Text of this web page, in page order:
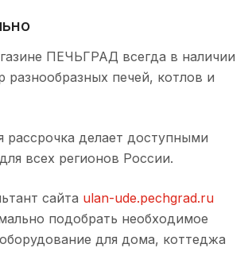
ПЕЧЬГРАД всегда в наличии
разнообразных печей, котлов и
рассрочка делает доступными
всех регионов России.
сайта ulan-ude.pechgrad.ru
подобрать необходимое
для дома, коттеджа